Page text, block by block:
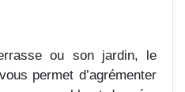
ou son jardin, le
permet d’agrémenter